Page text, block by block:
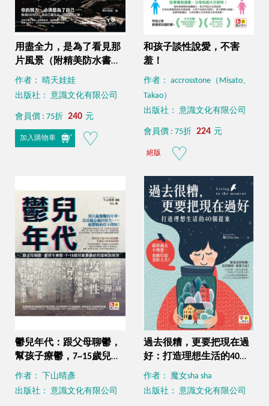
用盡全力，是為了看見那
片風景（附精美防水書
衣）
作者： 晴天娃娃
出版社： 意識文化有限公司
會員價 : 75折 240 元
加入購物車
和孩子談性說愛，不害
羞！
作者： accrosstone（Misato、
Takao）
出版社： 意識文化有限公司
會員價 : 75折 224 元
絕版
鬱兒年代：跟父母聊鬱，
幫孩子療鬱，7~15歲兒童
憂鬱症的理解與陪伴（子
どものうつがわかる本
作者： 下山晴彥
出版社： 意識文化有限公司
過去很糟，更要把現在過
好：打造理想生活的40個
提案
作者： 魔女sha sha
出版社： 意識文化有限公司